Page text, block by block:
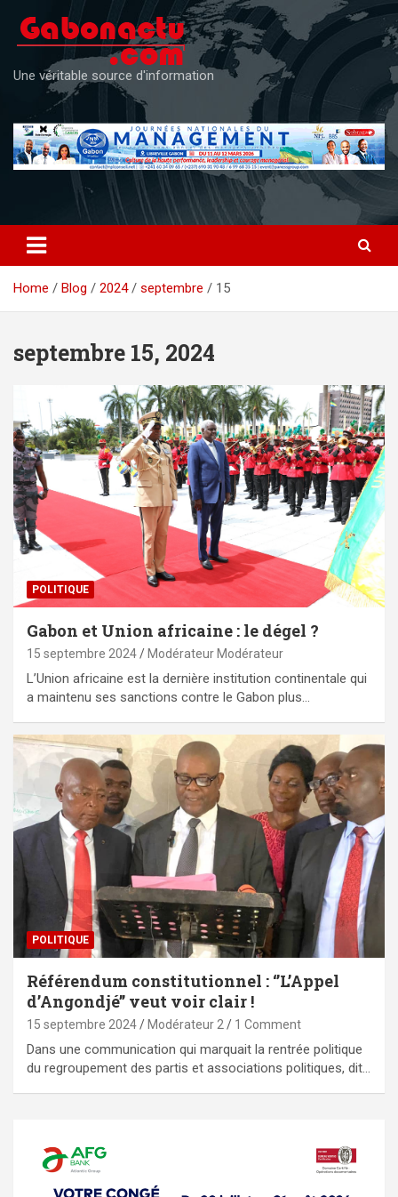
content
Une véritable source d'information
Home Blog 2024 septembre 15
septembre 15, 2024
POLITIQUE
Gabon et Union africaine : le dégel ?
15 septembre 2024 Modérateur Modérateur
L’Union africaine est la dernière institution continentale qui
a maintenu ses sanctions contre le Gabon plus…
POLITIQUE
Référendum constitutionnel : ‘’L’Appel
d’Angondjé’’ veut voir clair !
15 septembre 2024 Modérateur 2 1 Comment
Dans une communication qui marquait la rentrée politique
du regroupement des partis et associations politiques, dit…